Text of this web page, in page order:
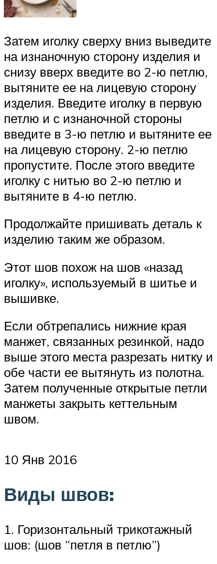
Затем иголку сверху вниз выведите
на изнаночную сторону изделия и
снизу вверх введите во 2-ю петлю,
вытяните ее на лицевую сторону
изделия. Введите иголку в первую
петлю и с изнаночной стороны
введите в 3-ю петлю и вытяните ее
на лицевую сторону. 2-ю петлю
пропустите. После этого введите
иголку с нитью во 2-ю петлю и
вытяните в 4-ю петлю.
Продолжайте пришивать деталь к
изделию таким же образом.
Этот шов похож на шов «назад
иголку», используемый в шитье и
вышивке.
Если обтрепались нижние края
манжет, связанных резинкой, надо
выше этого места разрезать нитку и
обе части ее вытянуть из полотна.
Затем полученные открытые петли
манжеты закрыть кеттельным
швом.
10 Янв 2016
Виды швов:
1. Горизонтальный трикотажный
шов: (шов “петля в петлю”)